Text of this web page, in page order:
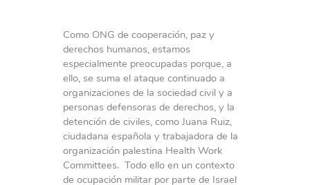
Como ONG de cooperación, paz y
derechos humanos, estamos
especialmente preocupadas porque, a
ello, se suma el ataque continuado a
organizaciones de la sociedad civil y a
personas defensoras de derechos, y la
detención de civiles, como Juana Ruiz,
ciudadana española y trabajadora de la
organización palestina Health Work
Committees. Todo ello en un contexto
de ocupación militar por parte de Israel